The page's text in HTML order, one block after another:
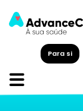
Para si